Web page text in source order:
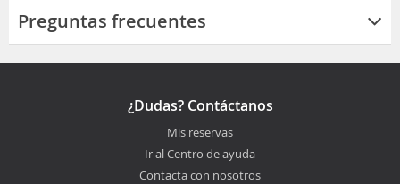
Preguntas frecuentes
¿Dudas? Contáctanos
Mis reservas
Ir al Centro de ayuda
Contacta con nosotros